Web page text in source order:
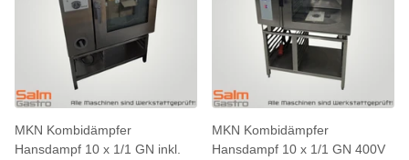
MKN Kombidämpfer
Hansdampf 10 x 1/1 GN inkl.
MKN Kombidämpfer
Hansdampf 10 x 1/1 GN 400V